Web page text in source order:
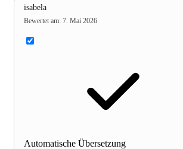
isabela
Bewertet am: 7. Mai 2026
Automatische Übersetzung